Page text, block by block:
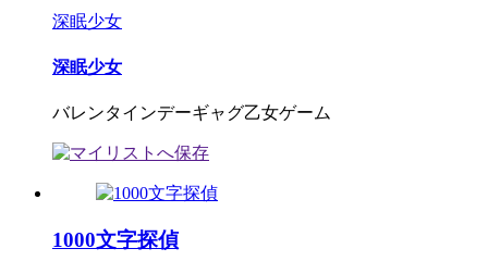
深眠少女
深眠少女
バレンタインデーギャグ乙女ゲーム
1000文字探偵